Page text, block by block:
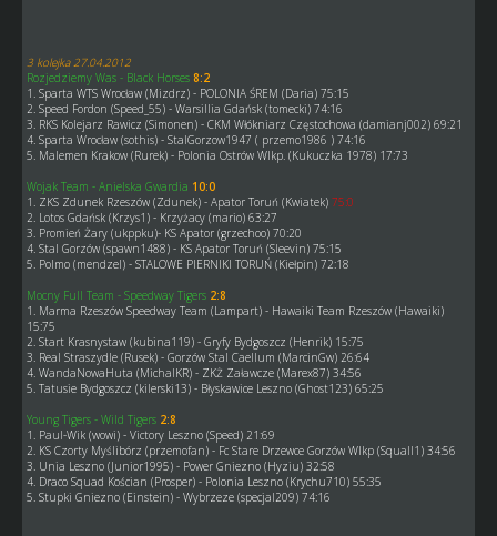
3 kolejka 27.04.2012
Rozjedziemy Was - Black Horses 8:2
1. Sparta WTS Wrocław (Mizdrz) - POLONIA ŚREM (Daria) 75:15
2. Speed Fordon (Speed_55) - Warsillia Gdańsk (tomecki) 74:16
3. RKS Kolejarz Rawicz (Simonen) - CKM Włókniarz Częstochowa (damianj002) 69:21
4. Sparta Wrocław (sothis) - StalGorzow1947 ( przemo1986 ) 74:16
5. Malemen Krakow (Rurek) - Polonia Ostrów Wlkp. (Kukuczka 1978) 17:73
Wojak Team - Anielska Gwardia 10:0
1. ZKS Zdunek Rzeszów (Zdunek) - Apator Toruń (Kwiatek) 75:0
2. Lotos Gdańsk (Krzys1) - Krzyżacy (mario) 63:27
3. Promień Żary (ukppku)- KS Apator (grzechoo) 70:20
4. Stal Gorzów (spawn1488) - KS Apator Toruń (Sleevin) 75:15
5. Polmo (mendzel) - STALOWE PIERNIKI TORUŃ (Kiełpin) 72:18
Mocny Full Team - Speedway Tigers 2:8
1. Marma Rzeszów Speedway Team (Lampart) - Hawaiki Team Rzeszów (Hawaiki)
15:75
2. Start Krasnystaw (kubina119) - Gryfy Bydgoszcz (Henrik) 15:75
3. Real Straszydle (Rusek) - Gorzów Stal Caellum (MarcinGw) 26:64
4. WandaNowaHuta (MichalKR) - ZKŻ Załawcze (Marex87) 34:56
5. Tatusie Bydgoszcz (kilerski13) - Błyskawice Leszno (Ghost123) 65:25
Young Tigers - Wild Tigers 2:8
1. Paul-Wik (wowi) - Victory Leszno (Speed) 21:69
2. KS Czorty Myślibórz (przemofan) - Fc Stare Drzewce Gorzów Wlkp (Squall1) 34:56
3. Unia Leszno (Junior1995) - Power Gniezno (Hyziu) 32:58
4. Draco Squad Kościan (Prosper) - Polonia Leszno (Krychu710) 55:35
5. Stupki Gniezno (Einstein) - Wybrzeze (specjal209) 74:16